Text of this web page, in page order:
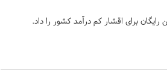
برای اقشار کم درآمد کشور را داد.